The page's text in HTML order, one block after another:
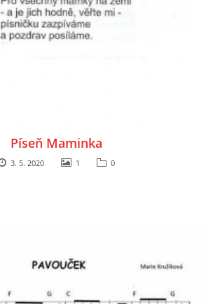
PŘED VSTUPEM DO ZŠ
PRO DĚTI
Píseň Maminka
3. 5. 2020 1 0